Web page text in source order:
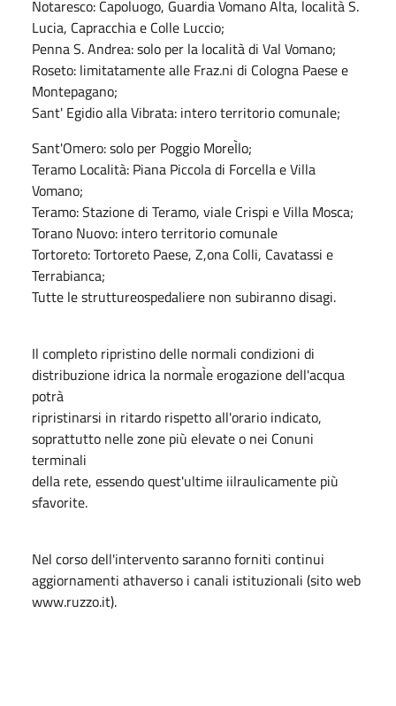
Notaresco: Capoluogo, Guardia Vomano Alta, località S.
Lucia, Capracchia e Colle Luccio;
Penna S. Andrea: solo per la località di Val Vomano;
Roseto: limitatamente alle Fraz.ni di Cologna Paese e
Montepagano;
Sant' Egidio aIla Vibrata: intero territorio comunale;
Sant'Omero: solo per Poggio MoreÌlo;
Teramo Località: Piana Piccola di Forcella e Villa
Vomano;
Teramo: Stazione di Teramo, viale Crispi e Villa Mosca;
Torano Nuovo: intero territorio comunale
Tortoreto: Tortoreto Paese, Z,ona Colli, Cavatassi e
Terrabianca;
Tutte le struttureospedaliere non subiranno disagi.
Il completo ripristino delle normali condizioni di
distribuzione idrica la normaÌe erogazione dell'acqua
potrà
ripristinarsi in ritardo rispetto all'orario indicato,
soprattutto nelle zone più elevate o nei Conuni
terminali
della rete, essendo quest'ultime iilraulicamente più
sfavorite.
Nel corso dell'intervento saranno forniti continui
aggiornamenti athaverso i canali istituzionali (sito web
www.ruzzo.it).